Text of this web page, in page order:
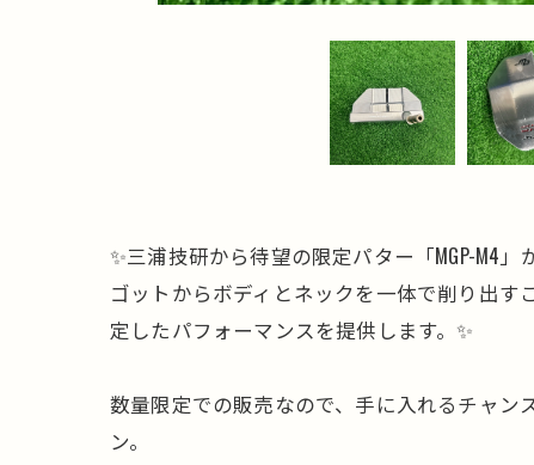
✨三浦技研から待望の限定パター「MGP-M4
ゴットからボディとネックを一体で削り出
定したパフォーマンスを提供します。✨
数量限定での販売なので、手に入れるチャン
ン。